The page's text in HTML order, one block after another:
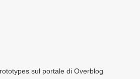
sul portale di Overblog